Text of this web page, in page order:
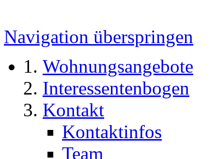
Navigation überspringen
Wohnungsangebote
Interessentenbogen
Kontakt
Kontaktinfos
Team